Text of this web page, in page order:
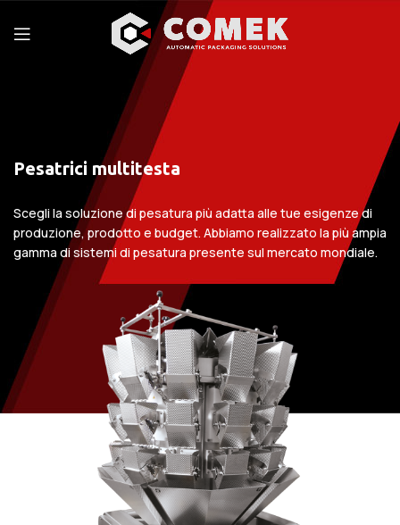
Pesatrici multitesta
Scegli la soluzione di pesatura più adatta alle tue esigenze di
produzione, prodotto e budget. Abbiamo realizzato la più ampia
gamma di sistemi di pesatura presente sul mercato mondiale.